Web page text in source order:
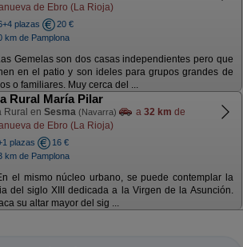
de Ebro (La Rioja)
plazas
20 €
km de Pamplona
Gemelas son dos casas independientes pero que
en el patio y son ideles para grupos grandes de
o familiares. Muy cerca del ...
Rural María Pilar
Rural en Sesma (Navarra) a 32 km de
de Ebro (La Rioja)
plazas
16 €
km de Pamplona
el mismo núcleo urbano, se puede contemplar la
del siglo XIII dedicada a la Virgen de la Asunción.
su altar mayor del sig ...